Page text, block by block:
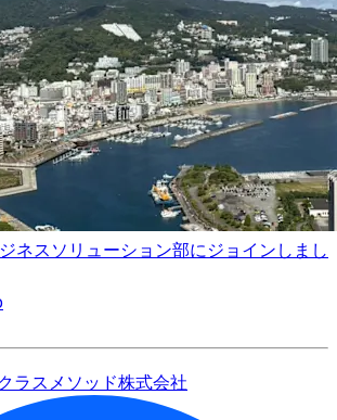
ネスソリューション部にジョインしまし
クラスメソッド株式会社